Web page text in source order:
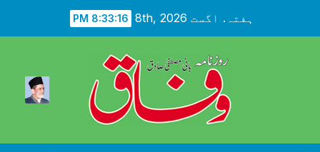
ہفتہ. اگست 8th, 2026 8:33:17 PM